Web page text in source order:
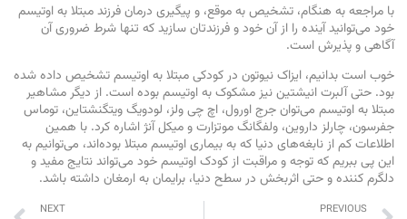
با مراجعه به هنگام، تشخیص به موقع، و پیگیری درمان فرزند مبتلا به اوتیسم
خود می‌توانید آینده را از آن خود و فرزندتان سازید که تنها شرط ضروری آن
آگاهی و پذیرش است.
خوب است بدانیم، ایزاک نیوتون در کودکی مبتلا به اوتیسم تشخیص داده شده
بود. حتی آلبرت انیشتین نیز مشکوک به اوتیسم بوده است. از دیگر مشاهیر
مبتلا به اوتیسم می‌توان جرج اورول، اچ چی ولز، لودویگ ویتگنشتاین، توماس
جفرسون، چارلز داروین، ولفگانگ موتزارت و میکل آنژ اشاره کرد. با همین
اطلاعات کم از نابغه‌های دنیا که به بیماری اوتیسم مبتلا بوده‌اند، می‌توانیم به
این پی ببریم که توجه و مراقبت از کودک اوتیسم خود می‌تواند نتایج مفید و
دلگرم کننده و حتی اثربخش در سطح دنیا، برایمان به ارمغان داشته باشد.
PREVIOUS
NEXT